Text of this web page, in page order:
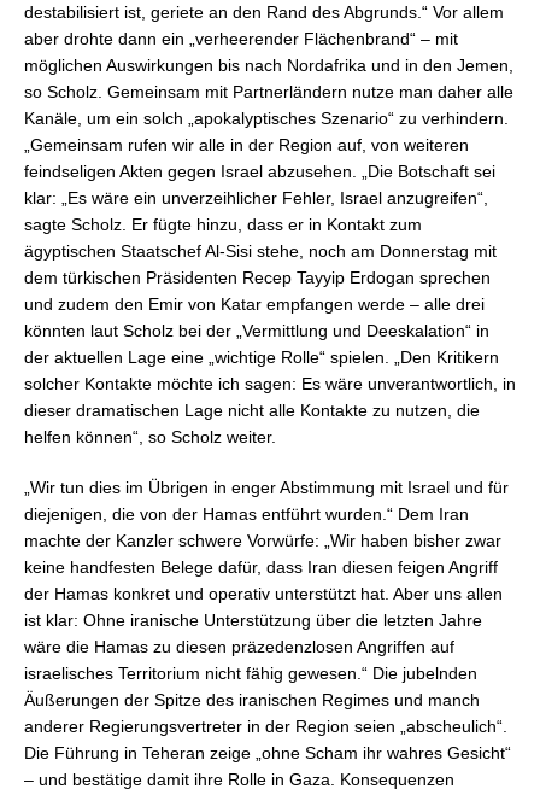
destabilisiert ist, geriete an den Rand des Abgrunds.“ Vor allem
aber drohte dann ein „verheerender Flächenbrand“ – mit
möglichen Auswirkungen bis nach Nordafrika und in den Jemen,
so Scholz. Gemeinsam mit Partnerländern nutze man daher alle
Kanäle, um ein solch „apokalyptisches Szenario“ zu verhindern.
„Gemeinsam rufen wir alle in der Region auf, von weiteren
feindseligen Akten gegen Israel abzusehen. „Die Botschaft sei
klar: „Es wäre ein unverzeihlicher Fehler, Israel anzugreifen“,
sagte Scholz. Er fügte hinzu, dass er in Kontakt zum
ägyptischen Staatschef Al-Sisi stehe, noch am Donnerstag mit
dem türkischen Präsidenten Recep Tayyip Erdogan sprechen
und zudem den Emir von Katar empfangen werde – alle drei
könnten laut Scholz bei der „Vermittlung und Deeskalation“ in
der aktuellen Lage eine „wichtige Rolle“ spielen. „Den Kritikern
solcher Kontakte möchte ich sagen: Es wäre unverantwortlich, in
dieser dramatischen Lage nicht alle Kontakte zu nutzen, die
helfen können“, so Scholz weiter.
„Wir tun dies im Übrigen in enger Abstimmung mit Israel und für
diejenigen, die von der Hamas entführt wurden.“ Dem Iran
machte der Kanzler schwere Vorwürfe: „Wir haben bisher zwar
keine handfesten Belege dafür, dass Iran diesen feigen Angriff
der Hamas konkret und operativ unterstützt hat. Aber uns allen
ist klar: Ohne iranische Unterstützung über die letzten Jahre
wäre die Hamas zu diesen präzedenzlosen Angriffen auf
israelisches Territorium nicht fähig gewesen.“ Die jubelnden
Äußerungen der Spitze des iranischen Regimes und manch
anderer Regierungsvertreter in der Region seien „abscheulich“.
Die Führung in Teheran zeige „ohne Scham ihr wahres Gesicht“
– und bestätige damit ihre Rolle in Gaza. Konsequenzen